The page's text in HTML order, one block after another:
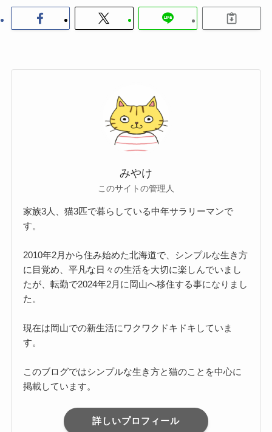
みやけ
このサイトの管理人
家族3人、猫3匹で暮らしている中年サラリーマンで
す。
2010年2月から住み始めた北海道で、シンプルな生き方
に目覚め、平凡な日々の生活を大切に楽しんでいまし
たが、転勤で2024年2月に岡山へ移住する事になりまし
た。
現在は岡山での新生活にワクワクドキドキしていま
す。
このブログではシンプルな生き方と猫のことを中心に
掲載しています。
詳しいプロフィール